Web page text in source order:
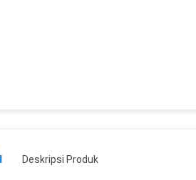
Deskripsi Produk